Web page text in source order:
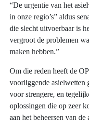
“De urgentie van het
in onze regio’s” aldus
die slecht uitvoerbaar is
vergroot de problemen
maken hebben.”
Om die reden heeft de
voorliggende asielwetten
voor strengere, en
oplossingen die op zeer
aan het beheersen van de